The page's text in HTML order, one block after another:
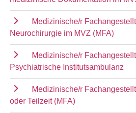
Medizinische/r
Neurochirurgie im MVZ (MFA)
Medizinische/r
Psychiatrische Institutsambulanz
Medizinische/r
oder Teilzeit (MFA)